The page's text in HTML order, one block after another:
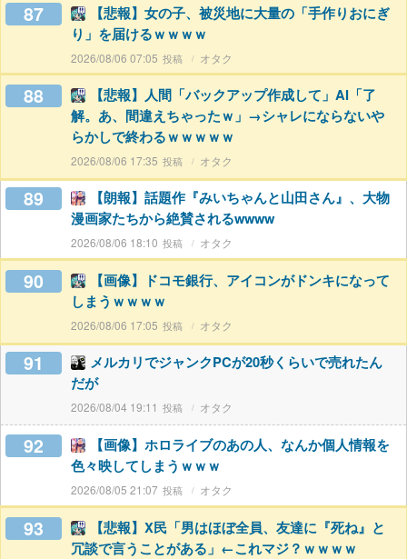
87
【悲報】女の子、被災地に大量の「手作りおにぎ
り」を届けるｗｗｗｗ
2026/08/06 07:05 オタク
88
【悲報】人間「バックアップ作成して」AI「了
解。あ、間違えちゃったｗ」→シャレにならないや
らかしで終わるｗｗｗｗｗ
2026/08/06 17:35 オタク
89
【朗報】話題作『みいちゃんと山田さん』、大物
漫画家たちから絶賛されるwwww
2026/08/06 18:10 オタク
90
【画像】ドコモ銀行、アイコンがドンキになって
しまうｗｗｗｗ
2026/08/06 17:05 オタク
91
メルカリでジャンクPCが20秒くらいで売れたん
だが
2026/08/04 19:11 オタク
92
【画像】ホロライブのあの人、なんか個人情報を
色々映してしまうｗｗｗ
2026/08/05 21:07 オタク
93
【悲報】X民「男はほぼ全員、友達に『死ね』と
冗談で言うことがある」←これマジ？ｗｗｗｗ